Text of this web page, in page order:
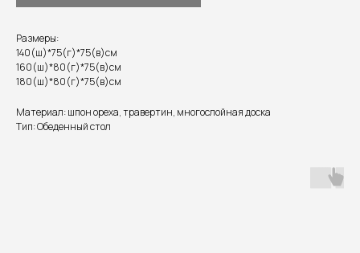
Размеры:
140(ш)*75(г)*75(в)см
160(ш)*80(г)*75(в)см
180(ш)*80(г)*75(в)см
Материал: шпон ореха, травертин, многослойная доска
Тип: Обеденный стол